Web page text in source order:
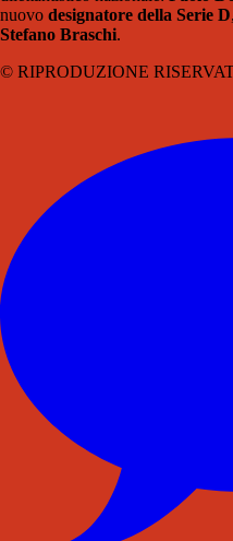
nuovo designatore della Serie D
Stefano Braschi.
© RIPRODUZIONE